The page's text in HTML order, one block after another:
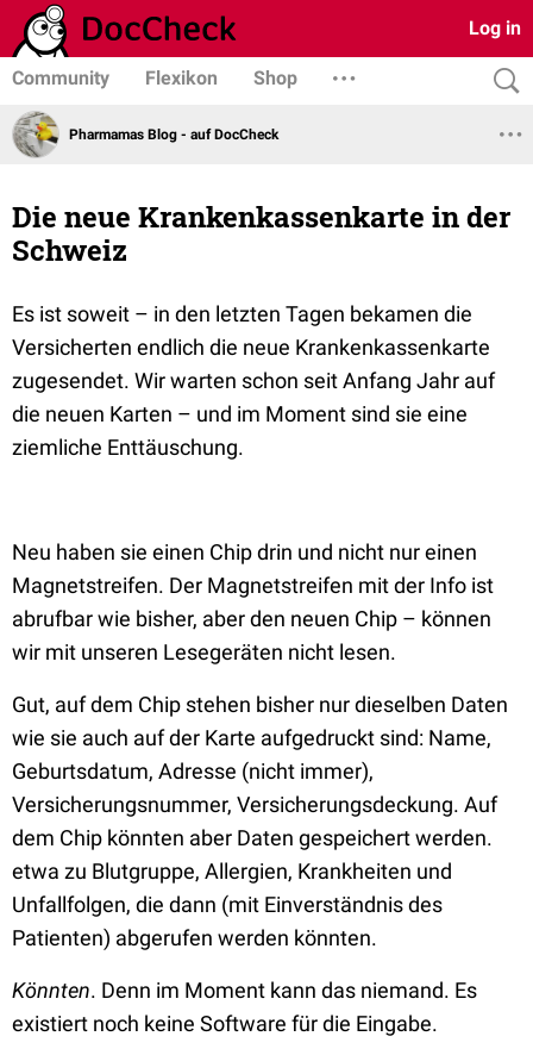
Log in
Community Flexikon Shop
Pharmamas Blog - auf DocCheck
Die neue Krankenkassenkarte in der
Schweiz
Es ist soweit – in den letzten Tagen bekamen die
Versicherten endlich die neue Krankenkassenkarte
zugesendet. Wir warten schon seit Anfang Jahr auf
die neuen Karten – und im Moment sind sie eine
ziemliche Enttäuschung.
Neu haben sie einen Chip drin und nicht nur einen
Magnetstreifen. Der Magnetstreifen mit der Info ist
abrufbar wie bisher, aber den neuen Chip – können
wir mit unseren Lesegeräten nicht lesen.
Gut, auf dem Chip stehen bisher nur dieselben Daten
wie sie auch auf der Karte aufgedruckt sind: Name,
Geburtsdatum, Adresse (nicht immer),
Versicherungsnummer, Versicherungsdeckung. Auf
dem Chip könnten aber Daten gespeichert werden.
etwa zu Blutgruppe, Allergien, Krankheiten und
Unfallfolgen, die dann (mit Einverständnis des
Patienten) abgerufen werden könnten.
Könnten. Denn im Moment kann das niemand. Es
existiert noch keine Software für die Eingabe.